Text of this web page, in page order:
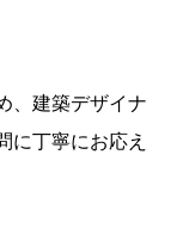
、建築デザイナ
に丁寧にお応え